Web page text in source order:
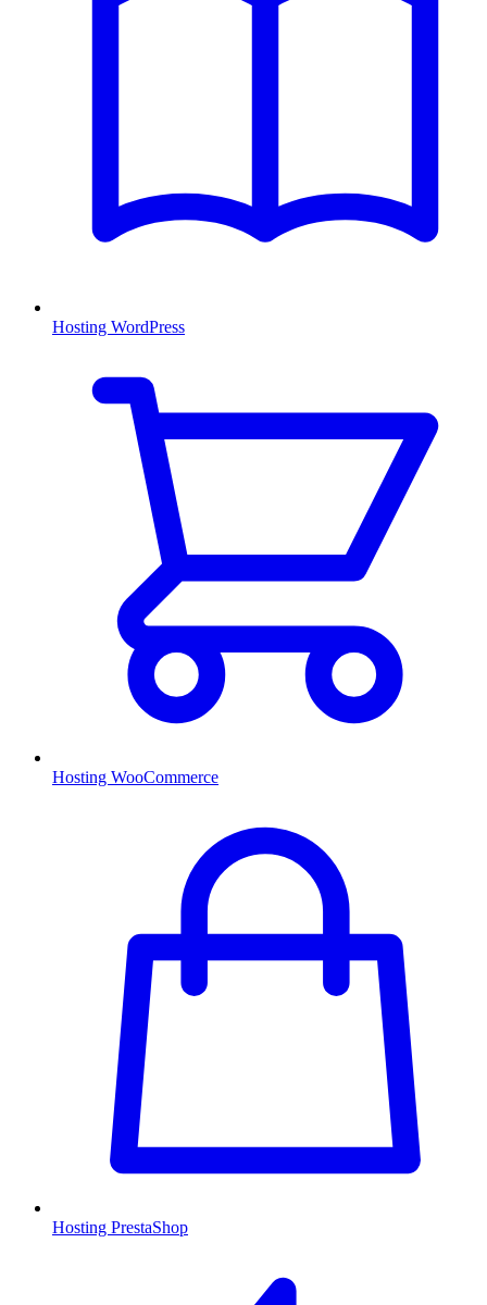
Hosting WordPress
Hosting WooCommerce
Hosting PrestaShop